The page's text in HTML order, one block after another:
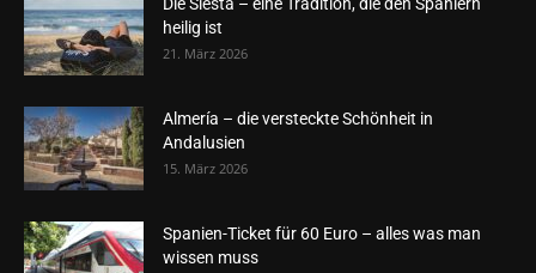
Die Siesta – eine Tradition, die den Spaniern
heilig ist
21. März 2026
Almería – die versteckte Schönheit in
Andalusien
15. März 2026
Spanien-Ticket für 60 Euro – alles was man
wissen muss